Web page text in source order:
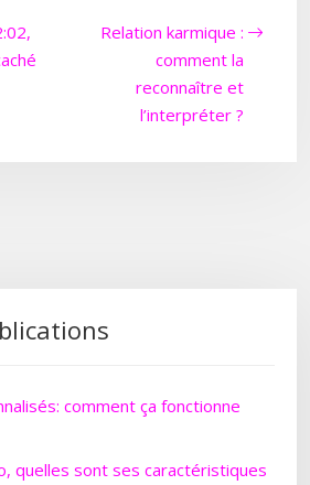
Relation karmique :
comment la
reconnaître et
l’interpréter ?
comment ça fonctionne
quelles sont ses caractéristiques